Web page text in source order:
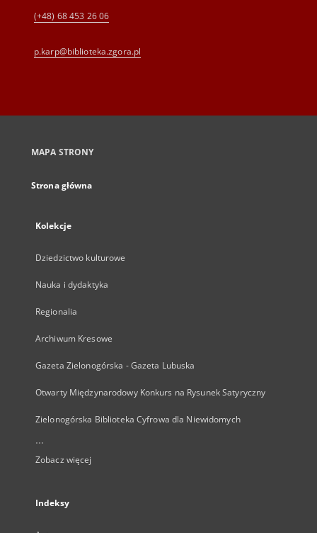
(+48) 68 453 26 06
p.karp@biblioteka.zgora.pl
MAPA STRONY
Strona główna
Kolekcje
Dziedzictwo kulturowe
Nauka i dydaktyka
Regionalia
Archiwum Kresowe
Gazeta Zielonogórska - Gazeta Lubuska
Otwarty Międzynarodowy Konkurs na Rysunek Satyryczny
Zielonogórska Biblioteka Cyfrowa dla Niewidomych
...
Zobacz więcej
Indeksy